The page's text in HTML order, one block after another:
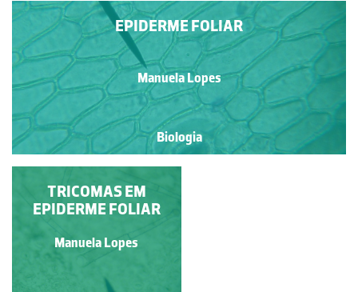
EPIDERME FOLIAR
Manuela Lopes
Biologia
ESTOMAS/COMPLEXOS
ESTOMÁTICOS
Manuela Lopes
TRICOMAS EM
EPIDERME FOLIAR
Manuela Lopes